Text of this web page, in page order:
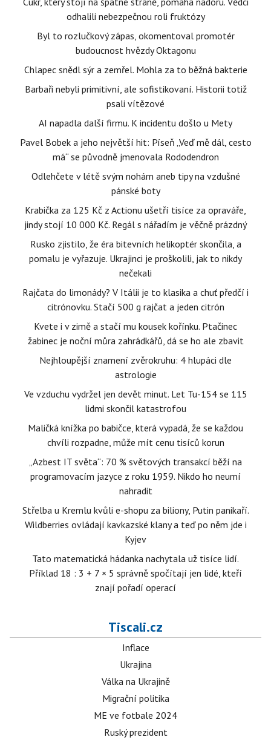
odhalili nebezpečnou roli fruktózy
Byl to rozlučkový zápas, okomentoval promotér
budoucnost hvězdy Oktagonu
Chlapec snědl sýr a zemřel. Mohla za to běžná bakterie
Barbaři nebyli primitivní, ale sofistikovaní. Historii totiž
psali vítězové
AI napadla další firmu. K incidentu došlo u Mety
Pavel Bobek a jeho největší hit: Píseň „Veď mě dál, cesto
má“ se původně jmenovala Rododendron
Odlehčete v létě svým nohám aneb tipy na vzdušné
pánské boty
Krabička za 125 Kč z Actionu ušetří tisíce za opraváře,
jindy stojí 10 000 Kč. Regál s nářadím je věčně prázdný
Rusko zjistilo, že éra bitevních helikoptér skončila, a
pomalu je vyřazuje. Ukrajinci je proškolili, jak to nikdy
nečekali
Rajčata do limonády? V Itálii je to klasika a chuť předčí i
citrónovku. Stačí 500 g rajčat a jeden citrón
Kvete i v zimě a stačí mu kousek kořínku. Ptačinec
žabinec je noční můra zahrádkářů, dá se ho ale zbavit
Nejhloupější znamení zvěrokruhu: 4 hlupáci dle
astrologie
Ve vzduchu vydržel jen devět minut. Let Tu-154 se 115
lidmi skončil katastrofou
Maličká knížka po babičce, která vypadá, že se každou
chvíli rozpadne, může mít cenu tisíců korun
„Azbest IT světa“: 70 % světových transakcí běží na
programovacím jazyce z roku 1959. Nikdo ho neumí
nahradit
Střelba u Kremlu kvůli e-shopu za biliony, Putin panikaří.
Wildberries ovládají kavkazské klany a teď po něm jde i
Kyjev
Tato matematická hádanka nachytala už tisíce lidí.
Příklad 18 : 3 + 7 × 5 správně spočítají jen lidé, kteří
znají pořadí operací
Tiscali.cz
Inflace
Ukrajina
Válka na Ukrajině
Migrační politika
ME ve fotbale 2024
Ruský prezident